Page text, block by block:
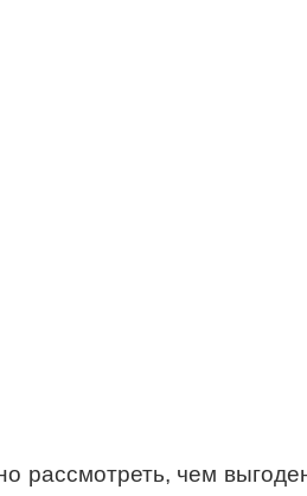
рассмотреть, чем